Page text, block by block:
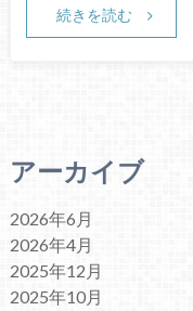
続きを読む
アーカイブ
2026年6月
2026年4月
2025年12月
2025年10月